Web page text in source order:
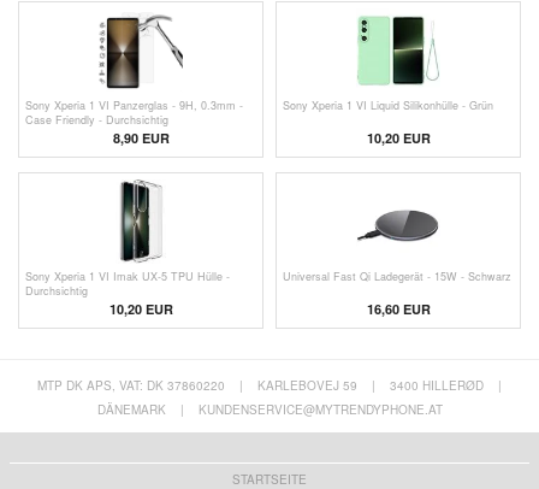
Sony Xperia 1 VI Panzerglas - 9H, 0.3mm -
Case Friendly - Durchsichtig
8,90 EUR
Sony Xperia 1 VI Liquid Silikonhülle - Grün
10,20EUR
Sony Xperia 1 VI Imak UX-5 TPU Hülle -
Durchsichtig
10,20 EUR
Universal Fast Qi Ladegerät - 15W - Schwarz
16,60EUR
MTP DK APS, VAT: DK 37860220 | KARLEBOVEJ 59 | 3400 HILLERØD
|
DÄNEMARK
| KUNDENSERVICE@MYTRENDYPHONE.AT
STARTSEITE